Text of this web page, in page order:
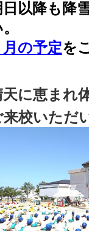
日以降も降
月の予定を
天に恵まれ
来校いただ